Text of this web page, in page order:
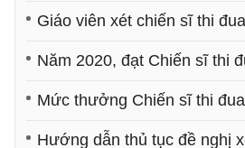
Giáo viên xét chiến sĩ thi
Năm 2020, đạt Chiến sĩ thi
Mức thưởng Chiến sĩ thi
Hướng dẫn thủ tục đề nghị